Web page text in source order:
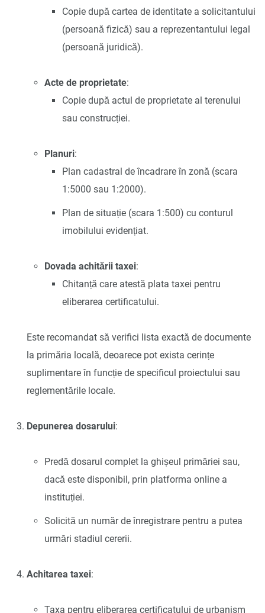
Copie după cartea de identitate a solicitantului
(persoană fizică) sau a reprezentantului legal
(persoană juridică).
Acte de proprietate:
Copie după actul de proprietate al terenului
sau construcției.
Planuri:
Plan cadastral de încadrare în zonă (scara
1:5000 sau 1:2000).
Plan de situație (scara 1:500) cu conturul
imobilului evidențiat.
Dovada achitării taxei:
Chitanță care atestă plata taxei pentru
eliberarea certificatului.
Este recomandat să verifici lista exactă de documente
la primăria locală, deoarece pot exista cerințe
suplimentare în funcție de specificul proiectului sau
reglementările locale.
Depunerea dosarului:
Predă dosarul complet la ghișeul primăriei sau,
dacă este disponibil, prin platforma online a
instituției.
Solicită un număr de înregistrare pentru a putea
urmări stadiul cererii.
Achitarea taxei:
Taxa pentru eliberarea certificatului de urbanism